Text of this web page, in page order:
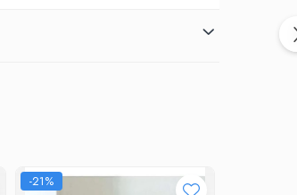
cearșafului de pat este cu nasturi
-21%